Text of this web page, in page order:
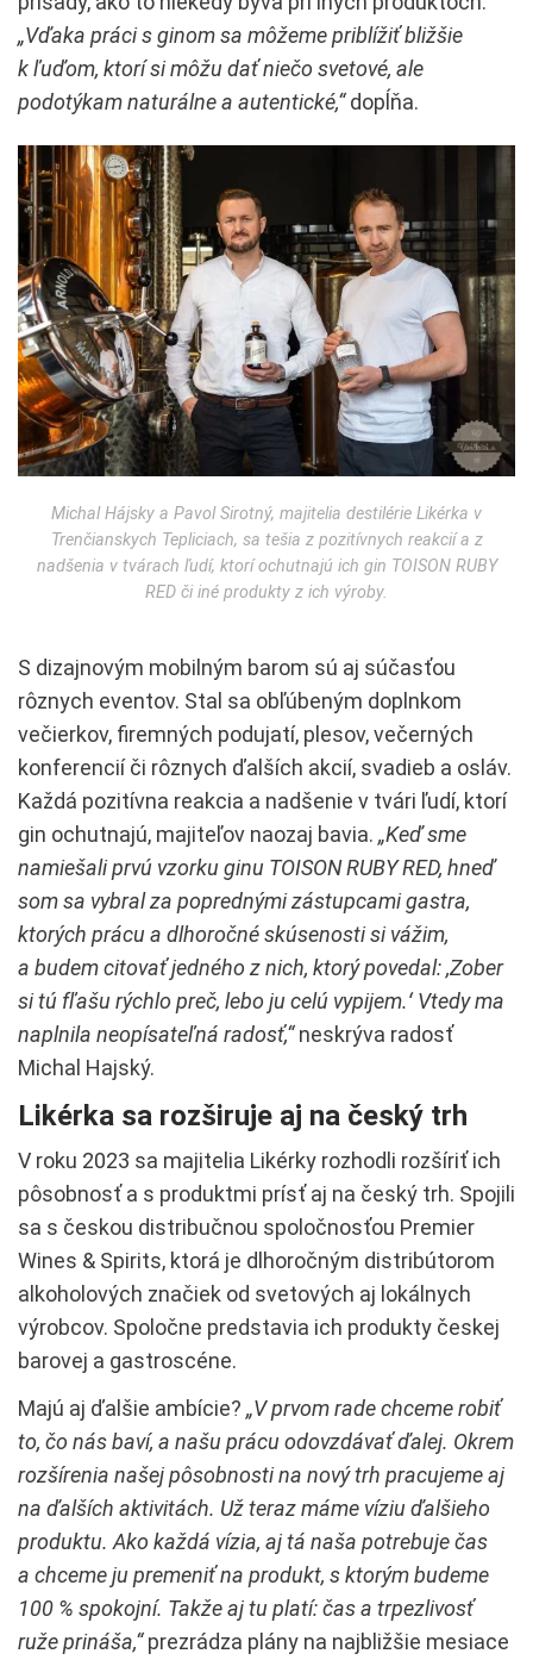
„Vďaka práci s ginom sa môžeme priblížiť bližšie
k ľuďom, ktorí si môžu dať niečo svetové, ale
podotýkam naturálne a autentické,“dopĺňa.
Michal Hájsky a Pavol Sirotný, majitelia destilérie Likérka v
Trenčianskych Tepliciach, sa tešia z pozitívnych reakcií a z
nadšenia v tvárach ľudí, ktorí ochutnajú ich gin TOISON RUBY
RED či iné produkty z ich výroby.
S dizajnovým mobilným barom sú aj súčasťou
rôznych eventov. Stal sa obľúbeným doplnkom
večierkov, firemných podujatí, plesov, večerných
konferencií či rôznych ďalších akcií, svadieb a osláv.
Každá pozitívna reakcia a nadšenie v tvári ľudí, ktorí
gin ochutnajú, majiteľov naozaj bavia. „Keď sme
namiešali prvú vzorku ginu TOISON RUBY RED, hneď
som sa vybral za poprednými zástupcami gastra,
ktorých prácu a dlhoročné skúsenosti si vážim,
a budem citovať jedného z nich, ktorý povedal: ,Zober
si tú fľašu rýchlo preč, lebo ju celú vypijem.ʻ Vtedy ma
naplnila neopísateľná radosť,“neskrýva radosť
Michal Hajský.
Likérka sa rozširuje aj na český trh
V roku 2023 sa majitelia Likérky rozhodli rozšíriť ich
pôsobnosť a s produktmi prísť aj na český trh. Spojili
sa s českou distribučnou spoločnosťou Premier
Wines & Spirits, ktorá je dlhoročným distribútorom
alkoholových značiek od svetových aj lokálnych
výrobcov. Spoločne predstavia ich produkty českej
barovej a gastroscéne.
Majú aj ďalšie ambície? „V prvom rade chceme robiť
to, čo nás baví, a našu prácu odovzdávať ďalej. Okrem
rozšírenia našej pôsobnosti na nový trh pracujeme aj
na ďalších aktivitách. Už teraz máme víziu ďalšieho
produktu. Ako každá vízia, aj tá naša potrebuje čas
a chceme ju premeniť na produkt, s ktorým budeme
100 % spokojní. Takže aj tu platí: čas a trpezlivosť
ruže prináša,“prezrádza plány na najbližšie mesiace